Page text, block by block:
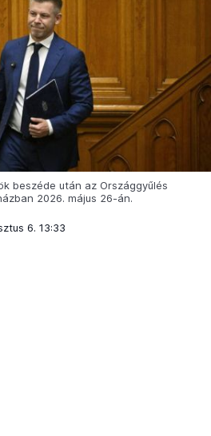
beszéde után az Országgyűlés
2026. május 26-án.
6. 13:33